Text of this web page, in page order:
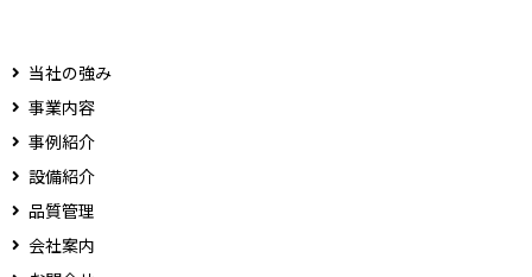
当社の強み
事業内容
事例紹介
設備紹介
品質管理
会社案内